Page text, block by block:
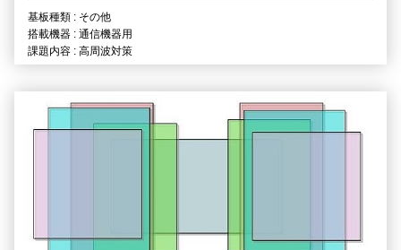
基板種類 : その他
搭載機器 : 通信機器用
課題内容 : 高周波対策